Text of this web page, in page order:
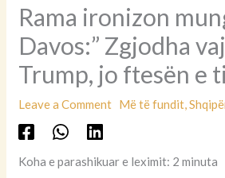
Rama ironizon
Davos:” Zgjodha
Trump, jo ftesën e
Leave a Comment Më të fundit,
Koha e parashikuar e leximit: 2 minuta